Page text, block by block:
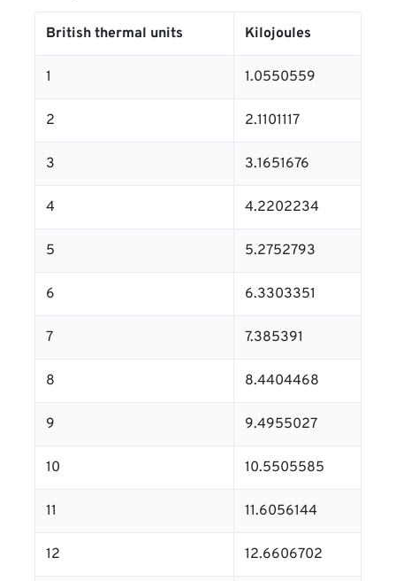
British thermal units Kilojoules
1 1.0550559
2 2.1101117
3 3.1651676
4 4.2202234
5 5.2752793
6 6.3303351
7 7.385391
8 8.4404468
9 9.4955027
10 10.5505585
11 11.6056144
12 12.6606702